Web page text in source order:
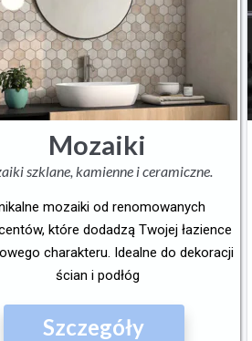
mozaiki od renomowanych
które dodadzą Twojej łazience
charakteru. Idealne do dekoracji
ścian i podłóg
Mozaiki
szklane, kamienne i ceramiczne.
Szczegóły